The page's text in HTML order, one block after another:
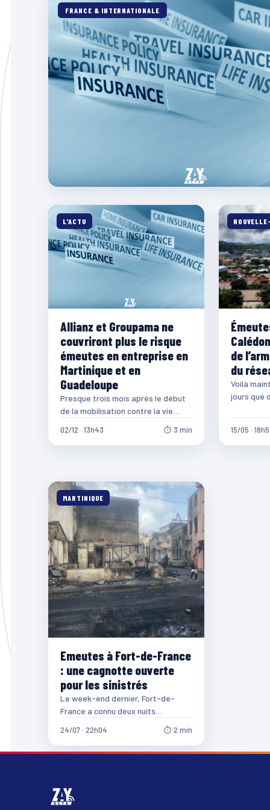
FRANCE & INTERNATIONALE
L'ACTU
Allianz et Groupama ne
couvriront plus le risque
émeutes en entreprise en
Martinique et en
Guadeloupe
Presque trois mois après le début
de la mobilisation contre la vie
chère en Martinique, les principaux
assureurs…
02/12 · 13h43 ⏱ 3 min
de
du
Voilà
jours que
15/05 ·
MARTINIQUE
Emeutes à Fort-de-France
: une cagnotte ouverte
pour les sinistrés
Le week-end dernier, Fort-de-
France a connu deux nuits
d’émeutes, au centre-ville, puis aux
Terres-Sainville. Des incendies se
sont…
24/07 · 22h04 ⏱ 2 min